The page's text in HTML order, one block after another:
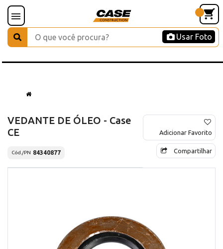
Usar Foto
VEDANTE DE ÓLEO - Case
CE
Cód./PN 84340877
Adicionar Favorito
Compartilhar